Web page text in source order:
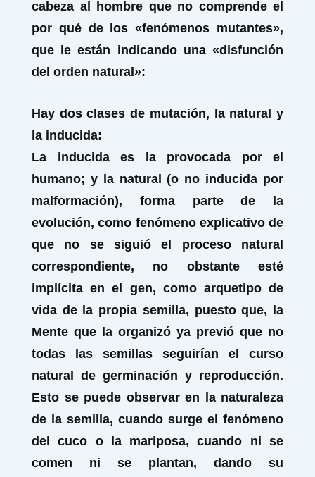
cabeza al hombre que no comprende el
por qué de los «fenómenos mutantes»,
que le están indicando una «disfunción
del orden natural»:
Hay dos clases de mutación, la natural y
la inducida:
La inducida es la provocada por el
humano; y la natural (o no inducida por
malformación), forma parte de la
evolución, como fenómeno explicativo de
que no se siguió el proceso natural
correspondiente, no obstante esté
implícita en el gen, como arquetipo de
vida de la propia semilla, puesto que, la
Mente que la organizó ya previó que no
todas las semillas seguirían el curso
natural de germinación y reproducción.
Esto se puede observar en la naturaleza
de la semilla, cuando surge el fenómeno
del cuco o la mariposa, cuando ni se
comen ni se plantan, dando su